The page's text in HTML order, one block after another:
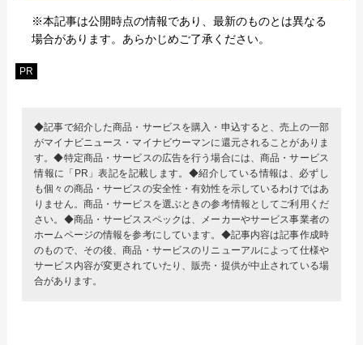
※本記事は公開時点の情報であり、最新のものとは異なる
場合があります。あらかじめご了承ください。
PR
◆記事で紹介した商品・サービスを購入・申込すると、売上の一部
がマイナビニュース・マイナビウーマンに還元されることがありま
す。◆特定商品・サービスの広告を行う場合には、商品・サービス
情報に「PR」表記を記載します。◆紹介している情報は、必ずし
も個々の商品・サービスの安全性・有効性を示しているわけではあ
りません。商品・サービスを選ぶときの参考情報としてご利用くだ
さい。◆商品・サービススペックは、メーカーやサービス事業者の
ホームページの情報を参考にしています。◆記事内容は記事作成時
のもので、その後、商品・サービスのリニューアルによって仕様や
サービス内容が変更されていたり、販売・提供が中止されている場
合があります。